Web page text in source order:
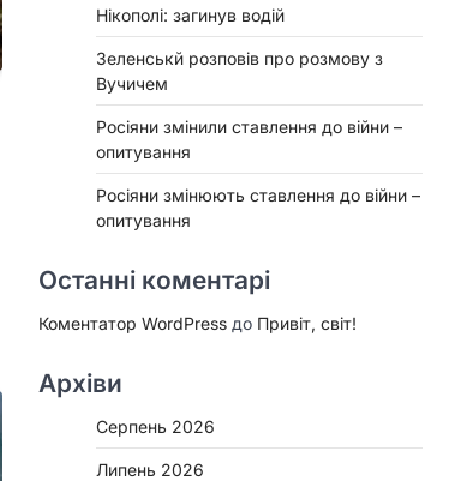
Нікополі: загинув водій
Зеленськй розповів про розмову з
Вучичем
Росіяни змінили ставлення до війни –
опитування
Росіяни змінюють ставлення до війни –
опитування
Останні коментарі
Коментатор WordPress до Привіт, світ!
Архіви
Серпень 2026
Липень 2026